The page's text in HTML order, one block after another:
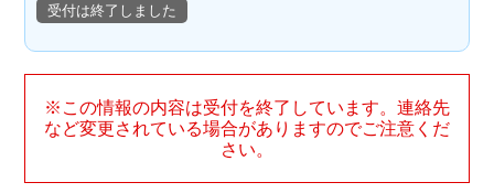
受付は終了しました
※この情報の内容は受付を終了しています。連絡先
など変更されている場合がありますのでご注意くだ
さい。